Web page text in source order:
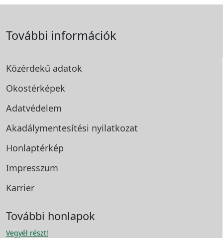
További információk
Közérdekű adatok
Okostérképek
Adatvédelem
Akadálymentesítési nyilatkozat
Honlaptérkép
Impresszum
Karrier
További honlapok
Vegyél részt!